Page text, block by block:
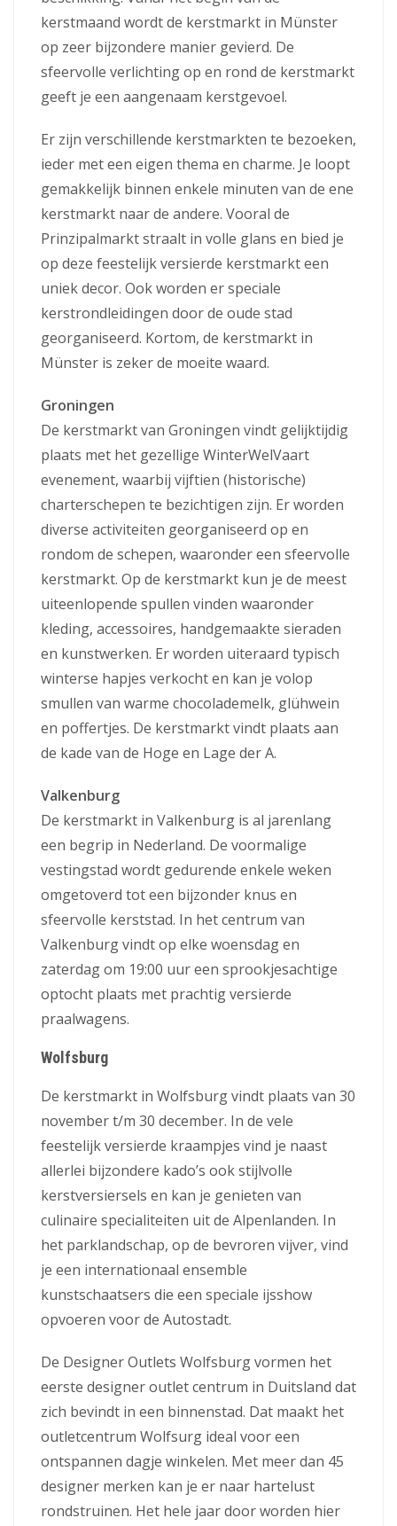
kerstmaand wordt de kerstmarkt in Münster
op zeer bijzondere manier gevierd. De
sfeervolle verlichting op en rond de kerstmarkt
geeft je een aangenaam kerstgevoel.
Er zijn verschillende kerstmarkten te bezoeken,
ieder met een eigen thema en charme. Je loopt
gemakkelijk binnen enkele minuten van de ene
kerstmarkt naar de andere. Vooral de
Prinzipalmarkt straalt in volle glans en bied je
op deze feestelijk versierde kerstmarkt een
uniek decor. Ook worden er speciale
kerstrondleidingen door de oude stad
georganiseerd. Kortom, de kerstmarkt in
Münster is zeker de moeite waard.
Groningen
De kerstmarkt van Groningen vindt gelijktijdig
plaats met het gezellige WinterWelVaart
evenement, waarbij vijftien (historische)
charterschepen te bezichtigen zijn. Er worden
diverse activiteiten georganiseerd op en
rondom de schepen, waaronder een sfeervolle
kerstmarkt. Op de kerstmarkt kun je de meest
uiteenlopende spullen vinden waaronder
kleding, accessoires, handgemaakte sieraden
en kunstwerken. Er worden uiteraard typisch
winterse hapjes verkocht en kan je volop
smullen van warme chocolademelk, glühwein
en poffertjes. De kerstmarkt vindt plaats aan
de kade van de Hoge en Lage der A.
Valkenburg
De kerstmarkt in Valkenburg is al jarenlang
een begrip in Nederland. De voormalige
vestingstad wordt gedurende enkele weken
omgetoverd tot een bijzonder knus en
sfeervolle kerststad. In het centrum van
Valkenburg vindt op elke woensdag en
zaterdag om 19:00 uur een sprookjesachtige
optocht plaats met prachtig versierde
praalwagens.
Wolfsburg
De kerstmarkt in Wolfsburg vindt plaats van 30
november t/m 30 december. In de vele
feestelijk versierde kraampjes vind je naast
allerlei bijzondere kado’s ook stijlvolle
kerstversiersels en kan je genieten van
culinaire specialiteiten uit de Alpenlanden. In
het parklandschap, op de bevroren vijver, vind
je een internationaal ensemble
kunstschaatsers die een speciale ijsshow
opvoeren voor de Autostadt.
De Designer Outlets Wolfsburg vormen het
eerste designer outlet centrum in Duitsland dat
zich bevindt in een binnenstad. Dat maakt het
outletcentrum Wolfsurg ideal voor een
ontspannen dagje winkelen. Met meer dan 45
designer merken kan je er naar hartelust
rondstruinen. Het hele jaar door worden hier